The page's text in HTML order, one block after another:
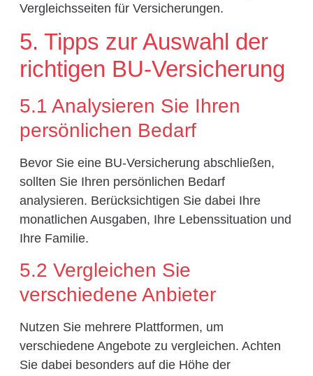
Vergleichsseiten für Versicherungen.
5. Tipps zur Auswahl der
richtigen BU-Versicherung
5.1 Analysieren Sie Ihren
persönlichen Bedarf
Bevor Sie eine BU-Versicherung abschließen,
sollten Sie Ihren persönlichen Bedarf
analysieren. Berücksichtigen Sie dabei Ihre
monatlichen Ausgaben, Ihre Lebenssituation und
Ihre Familie.
5.2 Vergleichen Sie
verschiedene Anbieter
Nutzen Sie mehrere Plattformen, um
verschiedene Angebote zu vergleichen. Achten
Sie dabei besonders auf die Höhe der